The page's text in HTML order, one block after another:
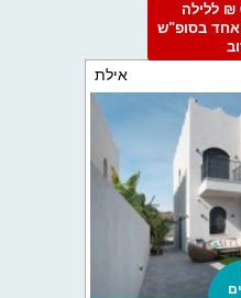
החל מ6500 ₪ ללילה
אחד בסופ"ש
אילת